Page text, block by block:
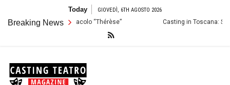
content
Today GIOVEDÌ, 6TH AGOSTO 2026
Breaking News
per lo Spettacolo “Thérèse” Casting in Toscana: Si cercano